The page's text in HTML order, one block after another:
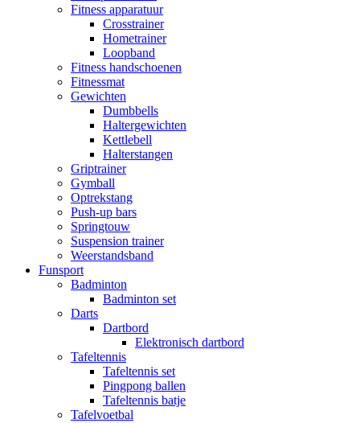
Fitness apparatuur
Crosstrainer
Hometrainer
Loopband
Fitness handschoenen
Fitnessmat
Gewichten
Dumbbells
Haltergewichten
Kettlebell
Halterstangen
Griptrainer
Gymball
Optrekstang
Push-up bars
Springtouw
Suspension trainer
Weerstandsband
Funsport
Badminton
Badminton set
Darts
Dartbord
Elektronisch dartbord
Tafeltennis
Tafeltennis set
Pingpong ballen
Tafeltennis batje
Tafelvoetbal